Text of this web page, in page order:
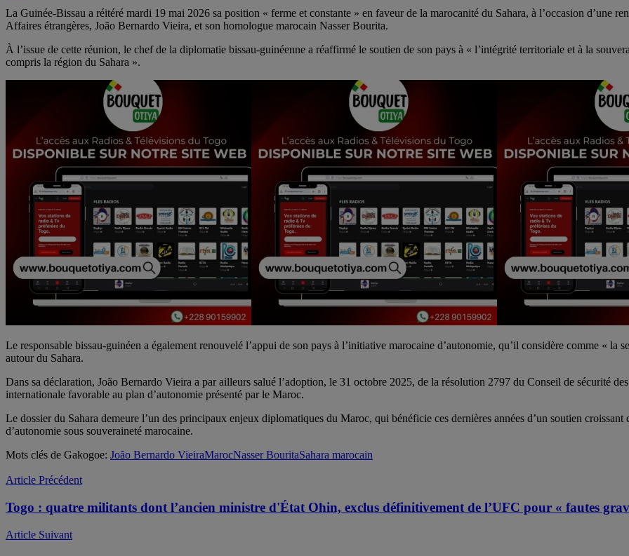
Message
La Guinée-Bissau a réitéré mardi 19 mai 2026 sa position « ferme et constante » en faveur de la marocanité du Sahara, à l’occasion d’une
Affaires étrangères, João Bernardo Vieira, et son homologue marocain Nasser Bourita.
À l’issue de cette réunion, le chef de la diplomatie bissau-guinéenne a réaffirmé le soutien de son pays à « l’intégrité territoriale et à la
compris la région du Sahara ».
Le responsable bissau-guinéen a également renouvelé l’appui de son pays à l’initiative marocaine d’autonomie, qu’il considère comme «
autour du Sahara.
Dans sa déclaration, João Bernardo Vieira a par ailleurs salué l’adoption, le 31 octobre 2025, de la résolution 2797 du Conseil de sécurité
internationale favorable au plan d’autonomie présenté par le Maroc.
Le dossier du Sahara demeure l’un des principaux enjeux diplomatiques du Maroc, qui bénéficie ces dernières années d’un soutien
d’autonomie sous souveraineté marocaine.
Mots clés de Gakogoe: João Bernardo VieiraMarocNasser BouritaSahara marocain
Article Précédent
Togo : quatre militants dont l’ancien ministre d'État Ohin, exclus définitivement de l’UFC pour « fautes
Article Suivant